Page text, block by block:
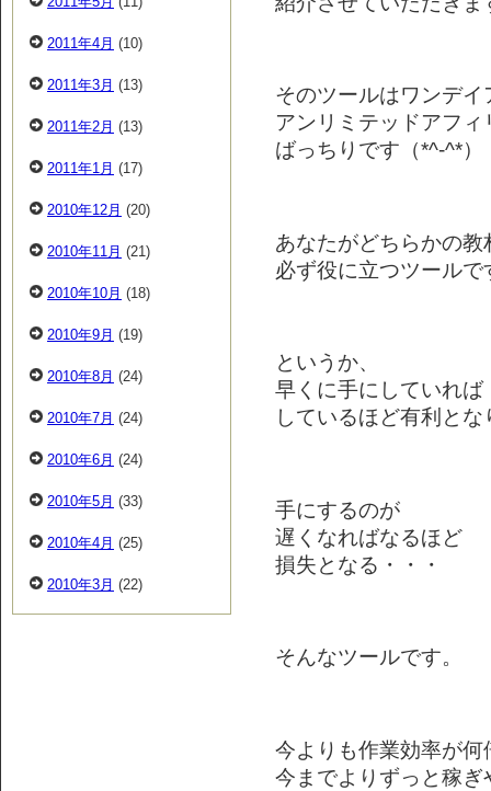
そのツールはワンデ
アンリミテッドアフ
ばっちりです（*^-^*）
あなたがどちらかの
必ず役に立つツールで
というか、
早くに手にしていれば
しているほど有利とな
手にするのが
遅くなればなるほど
損失となる・・・
そんなツールです。
今よりも作業効率が何
今までよりずっと稼
2011年4月 (10)
2011年3月 (13)
2011年2月 (13)
2011年1月 (17)
2010年12月 (20)
2010年11月 (21)
2010年10月 (18)
2010年9月 (19)
2010年8月 (24)
2010年7月 (24)
2010年6月 (24)
2010年5月 (33)
2010年4月 (25)
2010年3月 (22)